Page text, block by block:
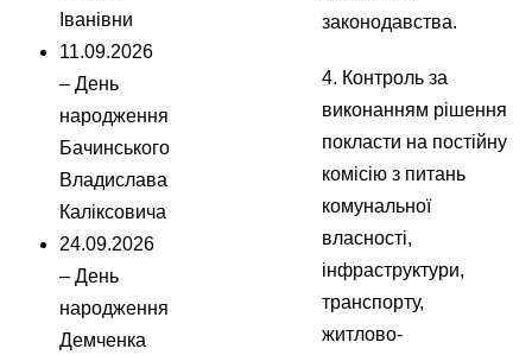
законодавства.
4. Контроль за
виконанням рішення
покласти на постійну
комісію з питань
комунальної
власності,
інфраструктури,
транспорту,
житлово-
Іванівни
11.09.2026
– День
народження
Бачинського
Владислава
Каліксовича
24.09.2026
– День
народження
Демченка